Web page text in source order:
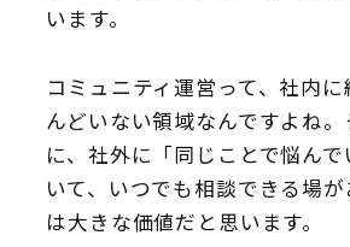
います。
コミュニティ運営って、社内
んどいない領域なんですよね。
に、社外に「同じことで悩ん
いて、いつでも相談できる場
は大きな価値だと思います。